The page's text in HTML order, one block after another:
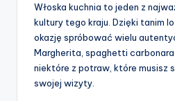
Włoska kuchnia to jeden z
kultury tego kraju. Dzięki tanim
okazję spróbować wielu
Margherita, spaghetti
niektóre z potraw, które musisz
swojej wizyty.